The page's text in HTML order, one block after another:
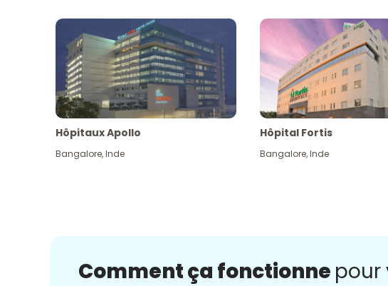
Hôpitaux Apollo
Bangalore,Inde
Hôpital Fortis
Bangalore,Inde
Comment ça fonctionne pour